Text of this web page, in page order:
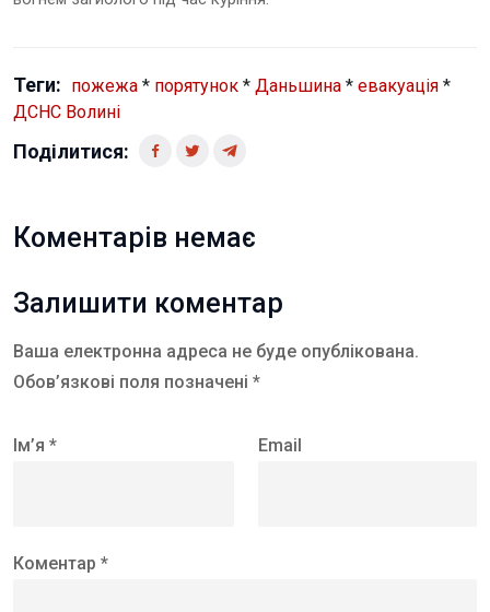
Теги: пожежа * порятунок * Даньшина * евакуація *
ДСНС Волині
Поділитися:
Коментарів немає
Залишити коментар
Ваша електронна адреса не буде опублікована.
Обов’язкові поля позначені *
Ім’я * Email
Коментар *